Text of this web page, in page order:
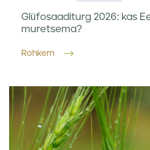
Glüfosaaditurg 2026: kas
muretsema?
Rohkem